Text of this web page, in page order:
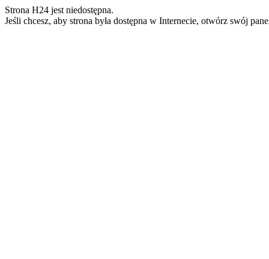
Strona H24 jest niedostępna.
Jeśli chcesz, aby strona była dostępna w Internecie, otwórz swój